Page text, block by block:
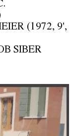
(1972, 9',
SIBER